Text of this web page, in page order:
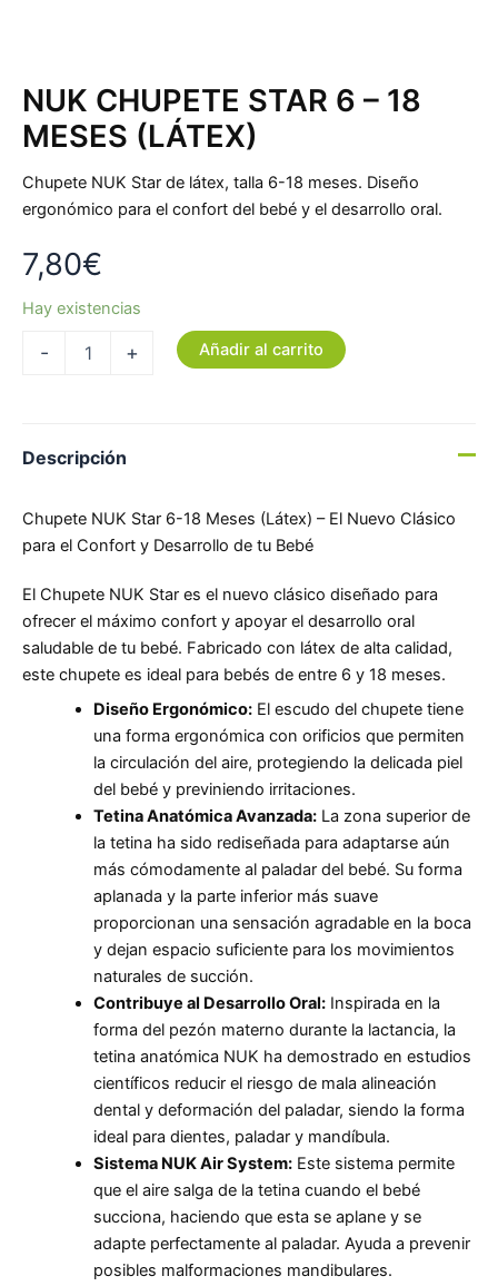
NUK CHUPETE STAR 6 – 18
MESES (LÁTEX)
Chupete NUK Star de látex, talla 6-18 meses. Diseño
ergonómico para el confort del bebé y el desarrollo oral.
7,80€
Hay existencias
- + Añadir al carrito
Descripción
Chupete NUK Star 6-18 Meses (Látex) – El Nuevo Clásico
para el Confort y Desarrollo de tu Bebé
El Chupete NUK Star es el nuevo clásico diseñado para
ofrecer el máximo confort y apoyar el desarrollo oral
saludable de tu bebé. Fabricado con látex de alta calidad,
este chupete es ideal para bebés de entre 6 y 18 meses.
Diseño Ergonómico:El escudo del chupete tiene
una forma ergonómica con orificios que permiten
la circulación del aire, protegiendo la delicada piel
del bebé y previniendo irritaciones.
Tetina Anatómica Avanzada:La zona superior de
la tetina ha sido rediseñada para adaptarse aún
más cómodamente al paladar del bebé. Su forma
aplanada y la parte inferior más suave
proporcionan una sensación agradable en la boca
y dejan espacio suficiente para los movimientos
naturales de succión.
Contribuye al Desarrollo Oral:Inspirada en la
forma del pezón materno durante la lactancia, la
tetina anatómica NUK ha demostrado en estudios
científicos reducir el riesgo de mala alineación
dental y deformación del paladar, siendo la forma
ideal para dientes, paladar y mandíbula.
Sistema NUK Air System:Este sistema permite
que el aire salga de la tetina cuando el bebé
succiona, haciendo que esta se aplane y se
adapte perfectamente al paladar. Ayuda a prevenir
posibles malformaciones mandibulares.